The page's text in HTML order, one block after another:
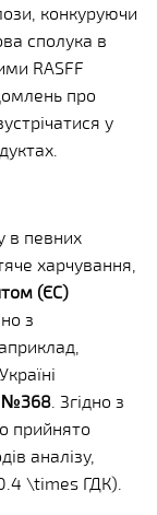
конкуруючи
сполука в
RASFF
про
у
в певних
харчування,
(ЄС)
з
№368 . Згідно з
прийнято
аналізу,
\times ГДК).